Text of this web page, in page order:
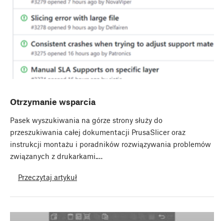
Otrzymanie wsparcia
Pasek wyszukiwania na górze strony służy do
przeszukiwania całej dokumentacji PrusaSlicer oraz
instrukcji montażu i poradników rozwiązywania problemów
związanych z drukarkami.…
Przeczytaj artykuł